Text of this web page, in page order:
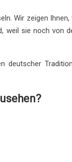
Wir zeigen
weil sie noch von
deutscher